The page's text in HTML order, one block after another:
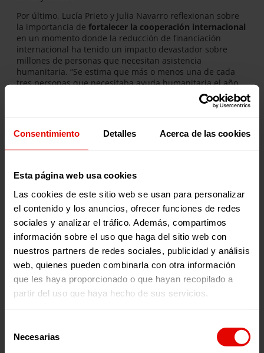
Consentimiento Detalles Acerca de las cookies
Esta página web usa cookies
Las cookies de este sitio web se usan para personalizar
el contenido y los anuncios, ofrecer funciones de redes
sociales y analizar el tráfico. Además, compartimos
información sobre el uso que haga del sitio web con
nuestros partners de redes sociales, publicidad y análisis
web, quienes pueden combinarla con otra información
que les haya proporcionado o que hayan recopilado a
partir del uso que haya hecho de sus servicios.
Necesarias
Por último, Lucía Prieto y Julia Navarro reflexionan sobre
la importancia de fortalecer la cooperación internacional
en un momento donde la reducción de financiación
internacional ha tenido un impacto devastador sobre
millones de personas que necesitan asistencia
humanitaria. “Se estima que más o menos una de cada
tres personas que necesitaba ayuda humanitaria el año
pasado no lo pudo recibir”, señala Lucía Prieto.
con Julia Navarro?
‘Voces por una causa’ es el podcast semanal de la ONG
medioambientales y culturales a través de testimonios en
primera persona. Los programas se emiten todos los
jueves en nuestro canal de
Youtube , en , en
y enApple Podcast